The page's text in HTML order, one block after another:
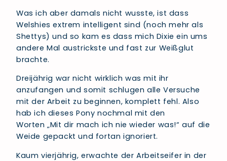
Was ich aber damals nicht wusste, ist dass
Welshies extrem intelligent sind (noch mehr als
Shettys) und so kam es dass mich Dixie ein ums
andere Mal austrickste und fast zur Weißglut
brachte.
Dreijährig war nicht wirklich was mit ihr
anzufangen und somit schlugen alle Versuche
mit der Arbeit zu beginnen, komplett fehl. Also
hab ich dieses Pony nochmal mit den
Worten „Mit dir mach ich nie wieder was!“ auf die
Weide gepackt und fortan ignoriert.
Kaum vierjährig, erwachte der Arbeitseifer in der